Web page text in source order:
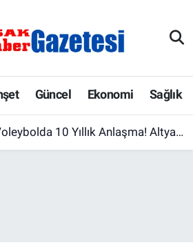
Güncel Ekonomi Sağlık
10 Yıllık Anlaşma! Altyapıda Yeni Dönem Başlıyor
Haritası